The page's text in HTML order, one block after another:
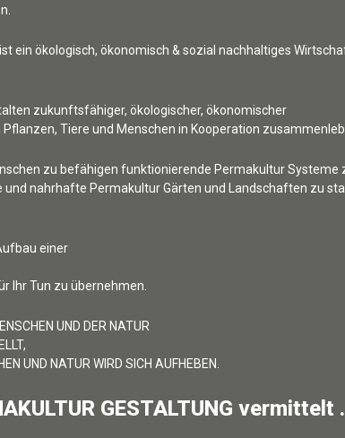
ein ökologisch, ökonomisch & sozial nachhaltiges
zukunftsfähiger, ökologischer, ökonomischer
Tiere und Menschen in Kooperation
zu befähigen funktionierende Permakultur Systeme
nahrhafte Permakultur Gärten und Landschaften zu
einer
Ihr Tun zu übernehmen.
UND DER NATUR
UND NATUR WIRD SICH AUFHEBEN.
GESTALTUNG vermittelt